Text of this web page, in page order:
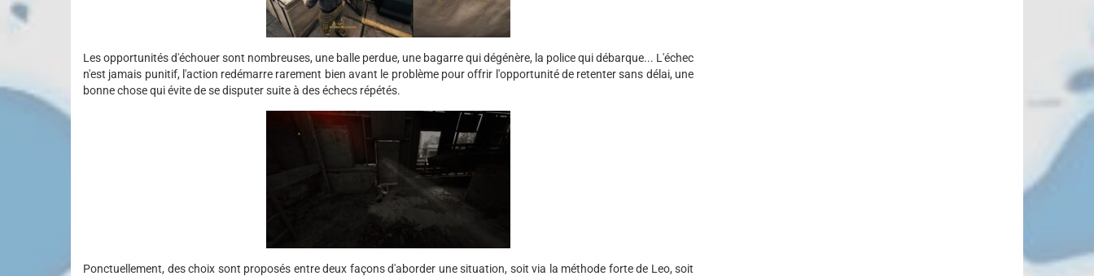
Les opportunités d'échouer sont nombreuses, une balle perdue, une bagarre qui dégénère, la police qui débarque... L'échec
n'est jamais punitif, l'action redémarre rarement bien avant le problème pour offrir l'opportunité de retenter sans délai, une
bonne chose qui évite de se disputer suite à des échecs répétés.
Ponctuellement, des choix sont proposés entre deux façons d'aborder une situation, soit via la méthode forte de Leo, soit